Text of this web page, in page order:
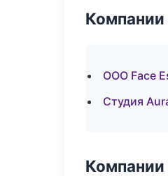
Компании
ООО Face
Студия
Компании